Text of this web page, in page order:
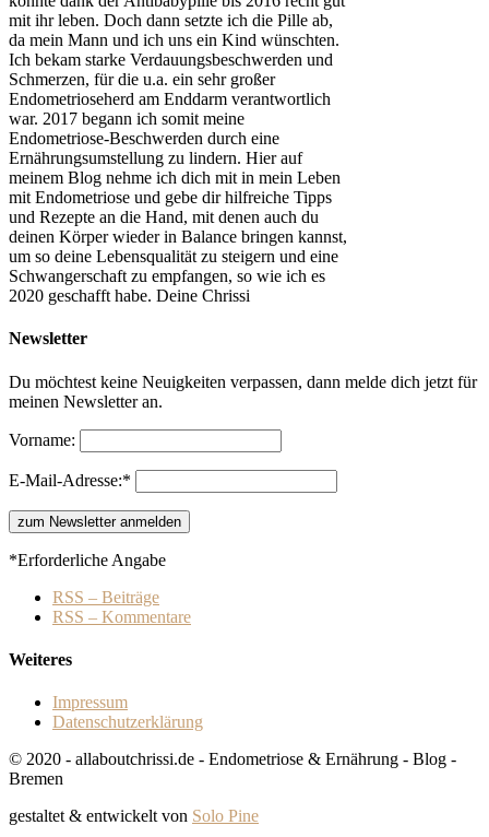
mit ihr leben. Doch dann setzte ich die Pille ab,
da mein Mann und ich uns ein Kind wünschten.
Ich bekam starke Verdauungsbeschwerden und
Schmerzen, für die u.a. ein sehr großer
Endometrioseherd am Enddarm verantwortlich
war. 2017 begann ich somit meine
Endometriose-Beschwerden durch eine
Ernährungsumstellung zu lindern. Hier auf
meinem Blog nehme ich dich mit in mein Leben
mit Endometriose und gebe dir hilfreiche Tipps
und Rezepte an die Hand, mit denen auch du
deinen Körper wieder in Balance bringen kannst,
um so deine Lebensqualität zu steigern und eine
Schwangerschaft zu empfangen, so wie ich es
2020 geschafft habe. Deine Chrissi
Newsletter
Du möchtest keine Neuigkeiten verpassen, dann melde dich jetzt für
meinen Newsletter an.
Vorname:
E-Mail-Adresse:*
*Erforderliche Angabe
RSS – Beiträge
RSS – Kommentare
Weiteres
Impressum
Datenschutzerklärung
© 2020 - allaboutchrissi.de - Endometriose & Ernährung - Blog -
Bremen
gestaltet & entwickelt von Solo Pine